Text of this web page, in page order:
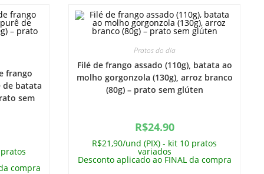
frango
de batata
sem
compra
Pratos do dia
Filé de frango assado (110g), batata ao
molho gorgonzola (130g), arroz branco
(80g) – prato sem glúten
R$24.90
R$21,90/und (PIX) - kit 10 pratos
variados
Desconto aplicado ao FINAL da compra